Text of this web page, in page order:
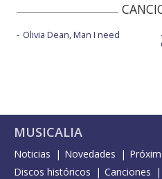
Olivia Dean, Man I need
MUSICALIA
Noticias Novedades
Discos históricos
Canciones